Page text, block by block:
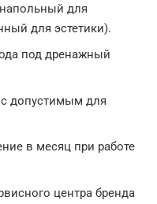
для
для эстетики).
под дренажный
допустимым для
в месяц при работе
центра бренда